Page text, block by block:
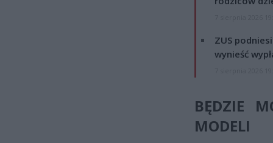
ZUS
wynieść
BĘDZIE
MODELI